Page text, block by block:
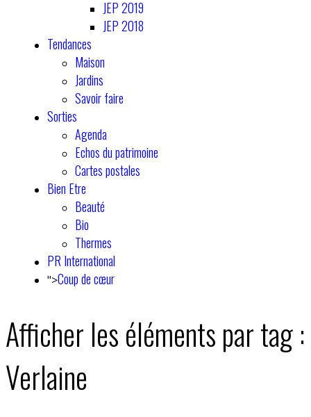
JEP 2019
JEP 2018
Tendances
Maison
Jardins
Savoir faire
Sorties
Agenda
Echos du patrimoine
Cartes postales
Bien Etre
Beauté
Bio
Thermes
PR International
">Coup de cœur
Afficher les éléments par tag :
Verlaine